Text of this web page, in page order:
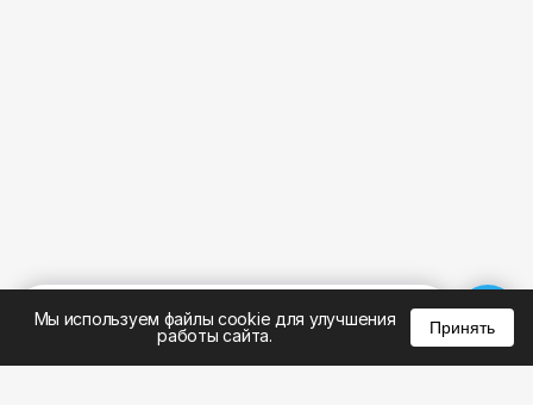
Мы используем файлы cookie для улучшения
работы сайта.
Принять